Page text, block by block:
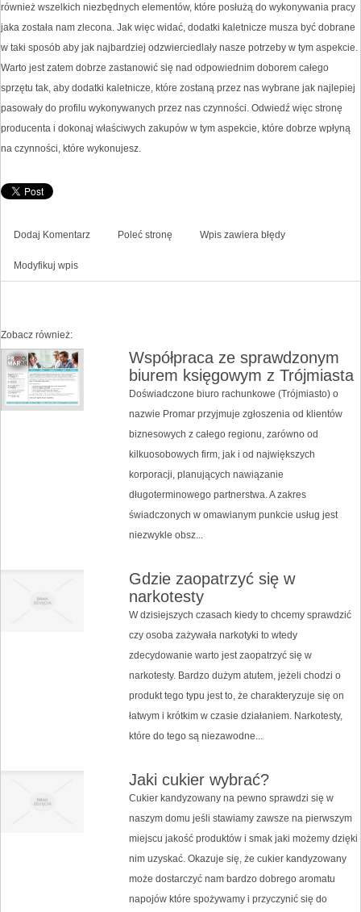
również wszelkich niezbędnych elementów, które posłużą do wykonywania pracy
jaka została nam zlecona. Jak więc widać, dodatki kaletnicze musza być dobrane
w taki sposób aby jak najbardziej odzwierciedlały nasze potrzeby w tym aspekcie.
Warto jest zatem dobrze zastanowić się nad odpowiednim doborem całego
sprzętu tak, aby dodatki kaletnicze, które zostaną przez nas wybrane jak najlepiej
pasowały do profilu wykonywanych przez nas czynności. Odwiedź więc stronę
producenta i dokonaj właściwych zakupów w tym aspekcie, które dobrze wpłyną
na czynności, które wykonujesz.
Dodaj Komentarz Poleć stronę Wpis zawiera błędy
Modyfikuj wpis
Zobacz również:
Współpraca ze sprawdzonym
biurem księgowym z Trójmiasta
Doświadczone biuro rachunkowe (Trójmiasto) o
nazwie Promar przyjmuje zgłoszenia od klientów
biznesowych z całego regionu, zarówno od
kilkuosobowych firm, jak i od największych
korporacji, planujących nawiązanie
długoterminowego partnerstwa. A zakres
świadczonych w omawianym punkcie usług jest
niezwykle obsz...
Gdzie zaopatrzyć się w
narkotesty
W dzisiejszych czasach kiedy to chcemy sprawdzić
czy osoba zażywała narkotyki to wtedy
zdecydowanie warto jest zaopatrzyć się w
narkotesty. Bardzo dużym atutem, jeżeli chodzi o
produkt tego typu jest to, że charakteryzuje się on
łatwym i krótkim w czasie działaniem. Narkotesty,
które do tego są niezawodne...
Jaki cukier wybrać?
Cukier kandyzowany na pewno sprawdzi się w
naszym domu jeśli stawiamy zawsze na pierwszym
miejscu jakość produktów i smak jaki możemy dzięki
nim uzyskać. Okazuje się, że cukier kandyzowany
może dostarczyć nam bardzo dobrego aromatu
napojów które spożywamy i przyczynić się do